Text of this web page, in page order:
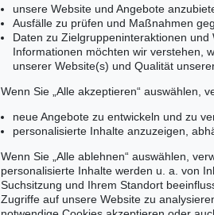
unsere Website und Angebote
Ausfälle zu prüfen und Maßnahmen
Daten zu Zielgruppeninteraktionen
Informationen möchten wir verstehen,
unserer Website(s) und Qualität
Wenn Sie „Alle akzeptieren“ auswählen,
neue Angebote zu entwickeln und zu
personalisierte Inhalte anzuzeigen,
Wenn Sie „Alle ablehnen“ auswählen,
personalisierte Inhalte werden u. a. von
Suchsitzung und Ihrem Standort
Zugriffe auf unsere Website zu